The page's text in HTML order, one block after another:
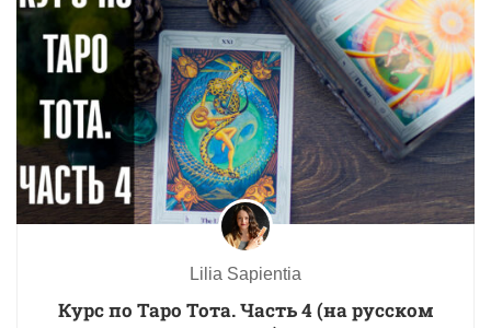
Lilia Sapientia
Курс по Таро Тота. Часть 4 (на русском